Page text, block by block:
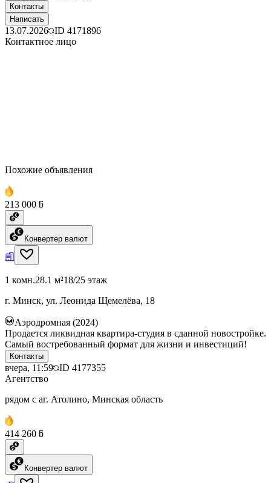
Контакты
Написать
13.07.2026 ID 4171896
Контактное лицо
Похожие объявления
213 000 ƃ
Конвертер валют
1 комн.28.1 м²18/25 этаж
г. Минск, ул. Леонида Щемелёва, 18
Аэродромная (2024)
Продается ликвидная квартира-студия в сданной новостройке.
Самый востребованный формат для жизни и инвестиций!
Контакты
вчера, 11:59 ID 4177355
Агентство
рядом с аг. Атолино, Минская область
414 260 ƃ
Конвертер валют